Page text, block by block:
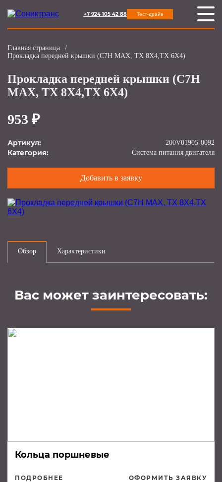
+7 924 105 42 88 Тест-драйв
Главная страница
/
Прокладка передней крышки (C7H MAX, TX 8X4,TX 6X4)
Прокладка передней крышки (C7H
MAX, TX 8X4,TX 6X4)
953 ₽
Артикул: 200V01905-0092
Категория: Система питания двигателя
Добавить в заявку
Обзор Характеристики
Вас может заинтересовать:
Кольца поршневые
ПОДРОБНЕЕ ОФОРМИТЬ ЗАЯВКУ